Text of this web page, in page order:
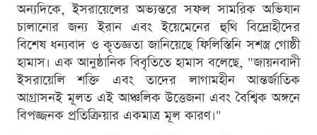
অন্যদিকে, ইসরায়েলের অভ্যন্তরে সফল সামরিক অভিযান
চালানোর জন্য ইরান এবং ইয়েমেনের হুথি বিদ্রোহীদের
বিশেষ ধন্যবাদ ও কৃতজ্ঞতা জানিয়েছে ফিলিস্তিনি সশস্ত্র গোষ্ঠী
হামাস। এক আনুষ্ঠানিক বিবৃতিতে হামাস বলেছে, "জায়নবাদী
ইসরায়েলি শক্তি এবং তাদের লাগামহীন আন্তর্জাতিক
আগ্রাসনই মূলত এই আঞ্চলিক উত্তেজনা এবং বৈশ্বিক অঙ্গনে
বিপজ্জনক প্রতিক্রিয়ার একমাত্র মূল কারণ।"